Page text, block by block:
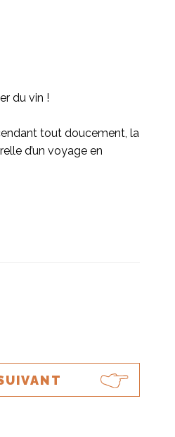
du vin !
tout doucement, la
d’un voyage en